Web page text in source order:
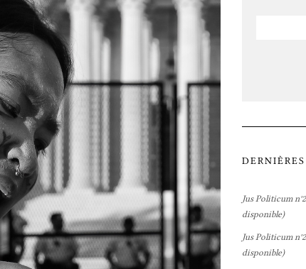
Jus Politicum
disponible)
Jus Politicum
disponible)